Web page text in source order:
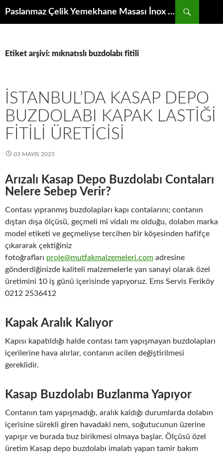
Paslanmaz Çelik Yemekhane Masası İnox Krom Bulaşıkhane Evyesi Tezgahı
Etiket arşivi: mıknatıslı buzdolabı fitili
İSTANBUL’DA KASAP DEPO
BUZDOLABI KAPAK LASTIĞI
FITILI ÜRETICISI
03 MAYIS 2025
Arızalı Kasap Depo Buzdolabı Contaları
Nelere Sebep Verir?
Contası yıpranmış buzdolapları kapı contalarını; contanın
dıştan dışa ölçüsü, geçmeli mi vidalı mı olduğu, dolabın marka
model etiketi ve geçmeliyse tercihen bir köşesinden hafifçe
çıkararak çektiğiniz
fotoğrafları proje@mutfakmalzemeleri.com adresine
gönderdiğinizde kaliteli malzemelerle yan sanayi olarak özel
üretimini 10 iş günü içerisinde yapıyoruz. Ems Servis Feriköy
0212 2536412
Kapak Aralık Kalıyor
Kapısı kapatıldığı halde contası tam yapışmayan buzdolapları
içerilerine hava alırlar, contanın acilen değiştirilmesi
gereklidir.
Kasap Buzdolabı Buzlanma Yapıyor
Contanın tam yapışmadığı, aralık kaldığı durumlarda dolabın
içerisine sürekli giren havadaki nem, soğutucunun üzerine
yapışır ve burada buz birikmesi olmaya başlar. Ölçüsü özel
üretim Kasap depo buzdolabı imalatı yapan tamir bakım